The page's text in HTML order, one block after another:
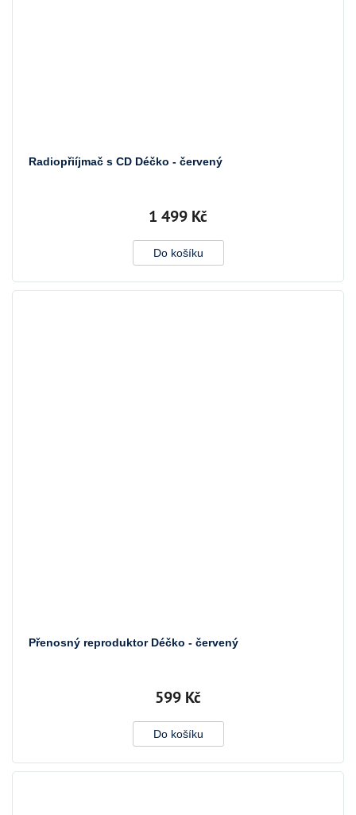
Radiopřiíjmač s CD Déčko - červený
1 499 Kč
Do košíku
Přenosný reproduktor Déčko - červený
599 Kč
Do košíku